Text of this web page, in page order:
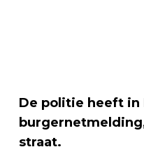
De politie heeft in
straat.